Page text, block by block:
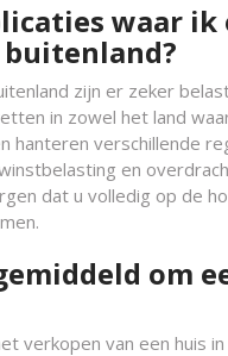
waar
zijn er zeker
in zowel het land
hanteren verschillende
en
dat u volledig op de
om
verkopen van een huis